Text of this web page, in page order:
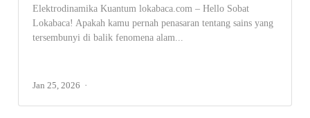
Elektrodinamika Kuantum lokabaca.com – Hello Sobat
Lokabaca! Apakah kamu pernah penasaran tentang sains yang
tersembunyi di balik fenomena alam...
Jan 25, 2026